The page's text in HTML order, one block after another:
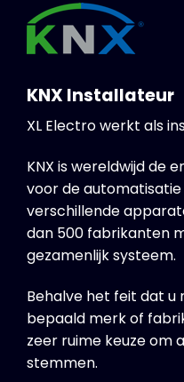
KNX Installateur
XL Electro werkt als
KNX is wereldwijd de
voor de
verschillende
dan 500 fabrikanten
gezamenlijk systeem.
Behalve het feit dat
bepaald merk of
zeer ruime keuze om
stemmen.